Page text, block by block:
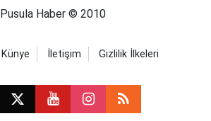
Pusula Haber © 2010
Künye İletişim Gizlilik İlkeleri